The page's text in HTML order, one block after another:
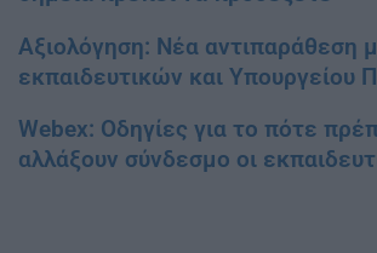
Αξιολόγηση: Νέα αντιπαράθεση
εκπαιδευτικών και Υπουργείου
Webex: Οδηγίες για το πότε
αλλάξουν σύνδεσμο οι